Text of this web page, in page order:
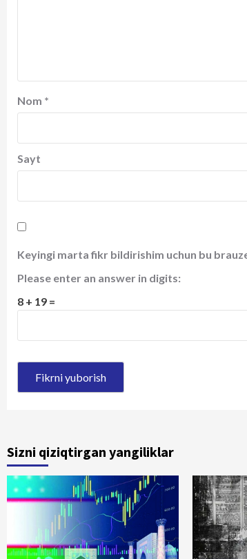
Nom *
Sayt
Keyingi marta fikr bildirishim uchun bu
Please enter an answer in digits:
8 + 19 =
Sizni qiziqtirgan yangiliklar